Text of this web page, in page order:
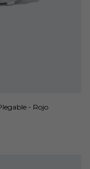
- Rojo